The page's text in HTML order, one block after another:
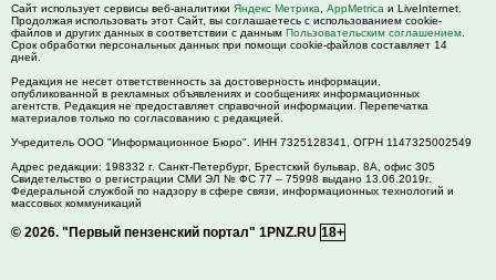
Сайт использует сервисы веб-аналитики Яндекс Метрика AppMetrica и LiveInternet.
Продолжая использовать этот Сайт, вы соглашаетесь с использованием cookie-
файлов и других данных в соответствии с данным Пользовательским соглашением
Срок обработки персональных данных при помощи cookie-файлов составляет 14
дней.
Редакция не несет ответственность за достоверность информации,
опубликованной в рекламных объявлениях и сообщениях информационных
агентств. Редакция не предоставляет справочной информации. Перепечатка
материалов только по согласованию с редакцией.
Учредитель ООО "Информационное Бюро". ИНН 7325128341, ОГРН 1147325002549
Адрес редакции: 198332 г. Санкт-Петербург, Брестский бульвар, 8А, офис 305
Свидетельство о регистрации СМИ ЭЛ № ФС 77 – 75998 выдано 13.06.2019г.
Федеральной службой по надзору в сфере связи, информационных технологий и
массовых коммуникаций
© 2026. "Первый пензенский портал" 1PNZ.RU 18+